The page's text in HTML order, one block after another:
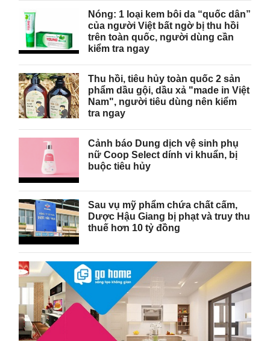
Nóng: 1 loại kem bôi da “quốc dân”
của người Việt bất ngờ bị thu hồi
trên toàn quốc, người dùng cần
kiểm tra ngay
Thu hồi, tiêu hủy toàn quốc 2 sản
phẩm dầu gội, dầu xả "made in Việt
Nam", người tiêu dùng nên kiểm
tra ngay
Cảnh báo Dung dịch vệ sinh phụ
nữ Coop Select dính vi khuẩn, bị
buộc tiêu hủy
Sau vụ mỹ phẩm chứa chất cấm,
Dược Hậu Giang bị phạt và truy thu
thuế hơn 10 tỷ đồng